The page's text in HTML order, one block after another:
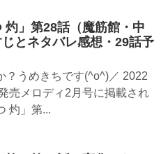
灼」第28話（魔筋館・中
とネタバレ感想・29話予
？うめきちです(^o^)／ 2022
売メロディ2月号に掲載され
灼」第...